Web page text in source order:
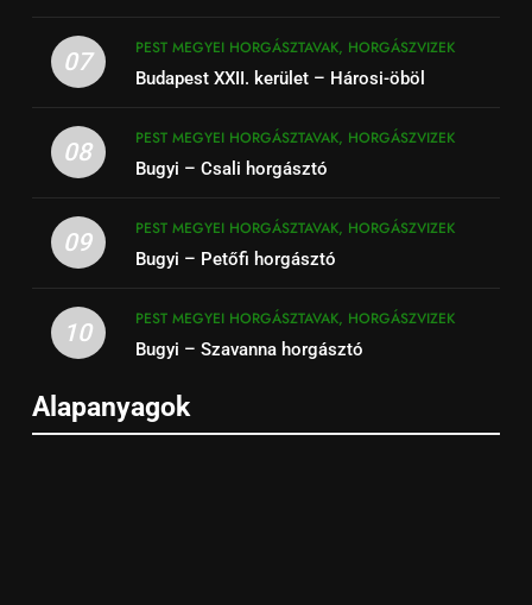
07
PEST MEGYEI HORGÁSZTAVAK, HORGÁSZVIZEK
Budapest XXII. kerület – Hárosi-öböl
08
PEST MEGYEI HORGÁSZTAVAK, HORGÁSZVIZEK
Bugyi – Csali horgásztó
09
PEST MEGYEI HORGÁSZTAVAK, HORGÁSZVIZEK
Bugyi – Petőfi horgásztó
10
PEST MEGYEI HORGÁSZTAVAK, HORGÁSZVIZEK
Bugyi – Szavanna horgásztó
Alapanyagok